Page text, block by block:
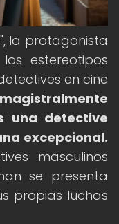
la protagonista
estereotipos
en cine
una detective
excepcional.
masculinos
se presenta
propias luchas